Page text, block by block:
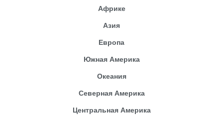
Африке
Азия
Европа
Южная Америка
Океания
Северная Америка
Центральная Америка